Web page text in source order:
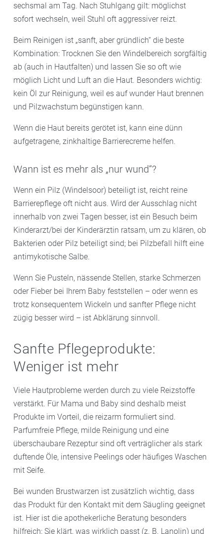
sechsmal am Tag. Nach Stuhlgang gilt: möglichst
sofort wechseln, weil Stuhl oft aggressiver reizt.
Beim Reinigen ist „sanft, aber gründlich“ die beste
Kombination: Trocknen Sie den Windelbereich sorgfältig
ab (auch in Hautfalten) und lassen Sie so oft wie
möglich Licht und Luft an die Haut. Besonders wichtig:
kein Öl zur Reinigung, weil es auf wunder Haut brennen
und Pilzwachstum begünstigen kann.
Wenn die Haut bereits gerötet ist, kann eine dünn
aufgetragene, zinkhaltige Barrierecreme helfen.
Wann ist es mehr als „nur wund“?
Wenn ein Pilz (Windelsoor) beteiligt ist, reicht reine
Barrierepflege oft nicht aus. Wird der Ausschlag nicht
innerhalb von zwei Tagen besser, ist ein Besuch beim
Kinderarzt/bei der Kinderärztin ratsam, um zu klären, ob
Bakterien oder Pilz beteiligt sind; bei Pilzbefall hilft eine
antimykotische Salbe.
Wenn Sie Pusteln, nässende Stellen, starke Schmerzen
oder Fieber bei Ihrem Baby feststellen – oder wenn es
trotz konsequentem Wickeln und sanfter Pflege nicht
zügig besser wird – ist Abklärung sinnvoll.
Sanfte Pflegeprodukte:
Weniger ist mehr
Viele Hautprobleme werden durch zu viele Reizstoffe
verstärkt. Für Mama und Baby sind deshalb meist
Produkte im Vorteil, die reizarm formuliert sind.
Parfumfreie Pflege, milde Reinigung und eine
überschaubare Rezeptur sind oft verträglicher als stark
duftende Öle, intensive Peelings oder häufiges Waschen
mit Seife.
Bei wunden Brustwarzen ist zusätzlich wichtig, dass
das Produkt für den Kontakt mit dem Säugling geeignet
ist. Hier ist die apothekerliche Beratung besonders
hilfreich: Sie klärt, was wirklich passt (z. B. Lanolin) und